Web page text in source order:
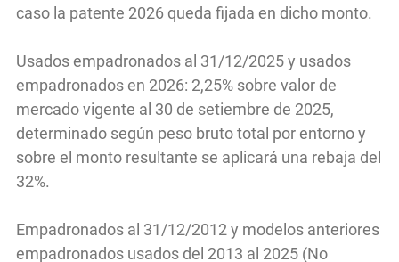
caso la patente 2026 queda fijada en dicho monto.
Usados empadronados al 31/12/2025 y usados
empadronados en 2026: 2,25% sobre valor de
mercado vigente al 30 de setiembre de 2025,
determinado según peso bruto total por entorno y
sobre el monto resultante se aplicará una rebaja del
32%.
Empadronados al 31/12/2012 y modelos anteriores
empadronados usados del 2013 al 2025 (No